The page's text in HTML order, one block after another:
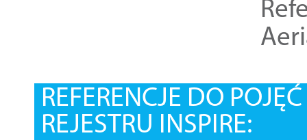
REFERENCJE DO
REJESTRU INSPIRE: